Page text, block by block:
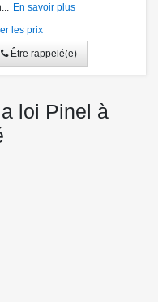
En savoir plus
les prix
Être rappelé(e)
loi Pinel à